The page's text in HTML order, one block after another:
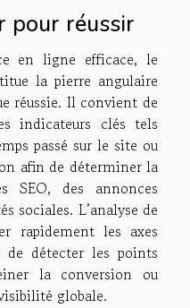
pour réussir
en ligne efficace, le
la pierre angulaire
réussie. Il convient de
indicateurs clés tels
passé sur le site ou
afin de déterminer la
SEO, des annonces
sociales. L’analyse de
rapidement les axes
de détecter les points
la conversion ou
globale.